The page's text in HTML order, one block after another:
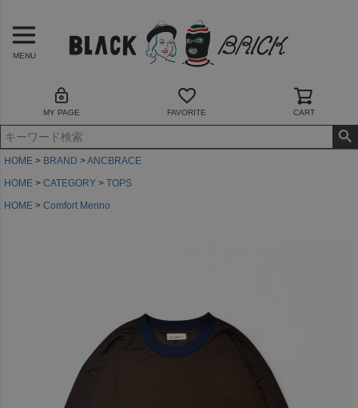
MENU
MY PAGE FAVORITE CART
HOME BRAND
ANCBRACE
HOME
CATEGORY
TOPS
HOME
Comfort Merino